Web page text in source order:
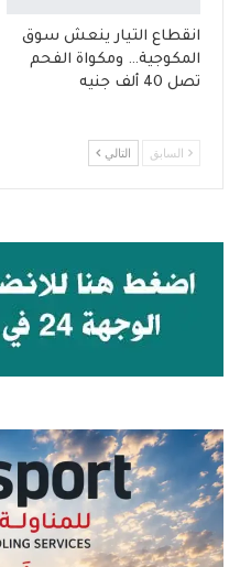
انقطاع التيار ينعش سوق
المكوجية… ومكواة الفحم
تصل 40 ألف جنيه
السابق التالي